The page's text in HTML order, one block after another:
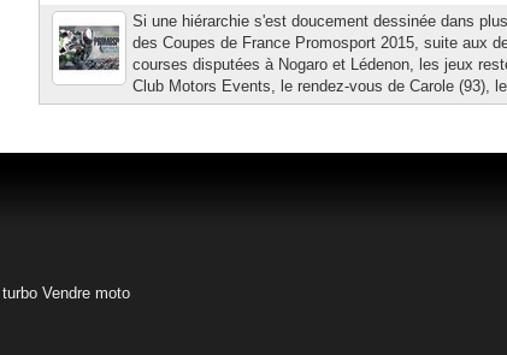
Si une hiérarchie s'est doucement dessinée dans
des Coupes de France Promosport 2015, suite aux
courses disputées à Nogaro et Lédenon, les jeux
Club Motors Events, le rendez-vous de Carole (93),
turbo Vendre moto